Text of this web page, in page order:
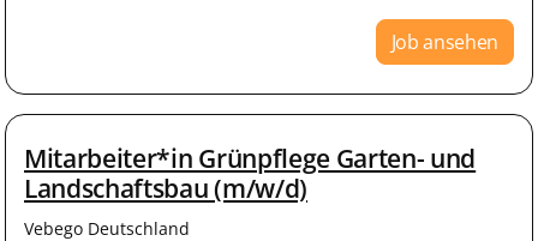
Job ansehen
Mitarbeiter*in Grünpflege Garten- und
Landschaftsbau (m/w/d)
Vebego Deutschland